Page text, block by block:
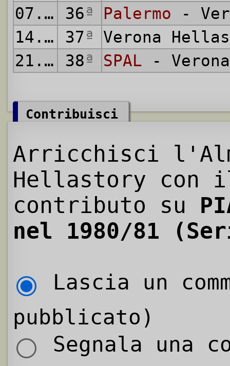
07.06.1981
36ª Palermo -
14.06.1981
37ª
Verona
21.06.1981
38ª SPAL -
Contribuisci
Arricchisci
Hellastory con
contributo su
nel 1980/81
Lascia un
pubblicato)
Segnala una